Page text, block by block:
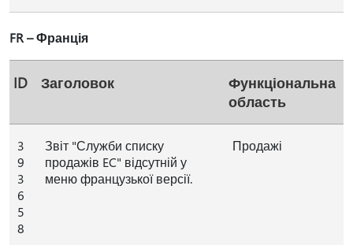
FR – Франція
ID Заголовок
Функціональна
область
3
9
3
6
5
8
Звіт "Служби списку
продажів EC" відсутній у
меню французької версії.
Продажі